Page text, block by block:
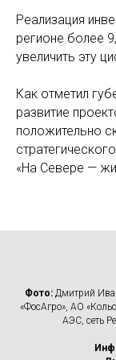
Реализация
регионе более
увеличить эту
Как отметил
развитие
положительно
«На Севере —
Фото:Дмитрий
«ФосАгро», АО
АЭС, сеть